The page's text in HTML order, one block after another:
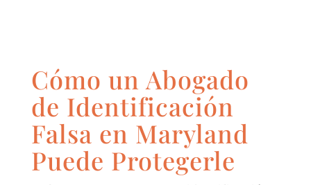
Cómo un Abogado
de Identificación
Falsa en Maryland
Puede Protegerle